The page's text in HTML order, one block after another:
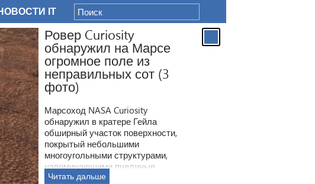
Ровер Curiosity
обнаружил на Марсе
огромное поле из
неправильных сот (3
фото)
Марсоход NASA Curiosity
обнаружил в кратере Гейла
обширный участок поверхности,
покрытый небольшими
многоугольными структурами,
напоминающими пчелиные
соты. Ранее ровер находил
Читать дальше
IT